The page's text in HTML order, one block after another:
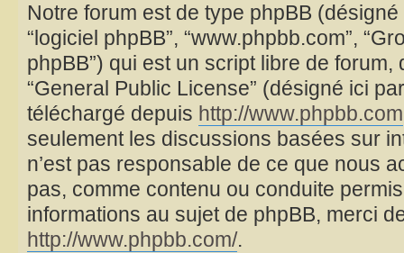
Notre forum est de type phpBB (désigné
“logiciel phpBB”, “www.phpbb.com”,
phpBB”) qui est un script libre de
“General Public License” (désigné ici
téléchargé depuis http://www.phpbb.com
seulement les discussions basées sur
n’est pas responsable de ce que nous
pas, comme contenu ou conduite
informations au sujet de phpBB, merci
http://www.phpbb.com/.